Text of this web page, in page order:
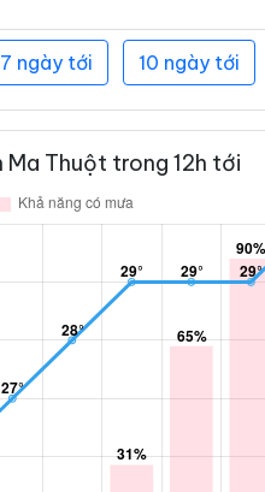
7 ngày tới 10 ngày tới
Ma Thuột trong 12h tới